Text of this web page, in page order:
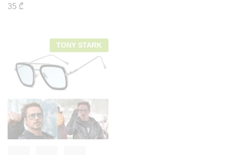
35 ₾
TONY STARK